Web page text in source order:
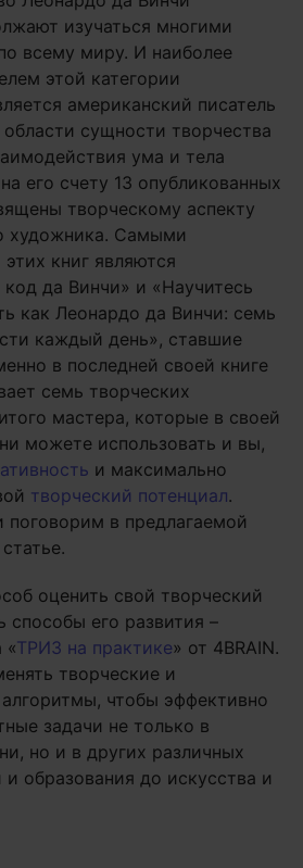
изучаться многими
всему миру. И наиболее
этой категории
американский писатель
сущности творчества
ума и тела
его счету 13 опубликованных
творческому аспекту
художника. Самыми
книг являются
да Винчи» и «Научитесь
как Леонардо да Винчи: семь
каждый день», ставшие
в последней своей книге
семь творческих
мастера, которые в своей
можете использовать и вы,
и максимально
творческий потенциал.
в предлагаемой
оценить свой творческий
способы его развития –
«ТРИЗ на практике» от 4BRAIN.
творческие и
чтобы эффективно
задачи не только в
но и в других различных
и образования до искусства и